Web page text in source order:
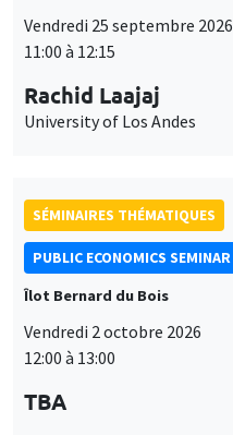
Vendredi 25 septembre 2026
11:00 à 12:15
Rachid Laajaj
University of Los Andes
SÉMINAIRES THÉMATIQUES
PUBLIC ECONOMICS SEMINAR
Îlot Bernard du Bois
Vendredi 2 octobre 2026
12:00 à 13:00
TBA